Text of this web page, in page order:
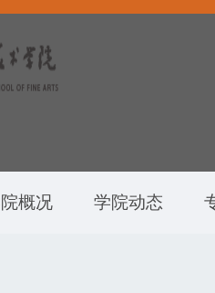
概况 学院动态